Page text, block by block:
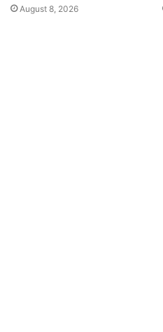
August 8, 2026